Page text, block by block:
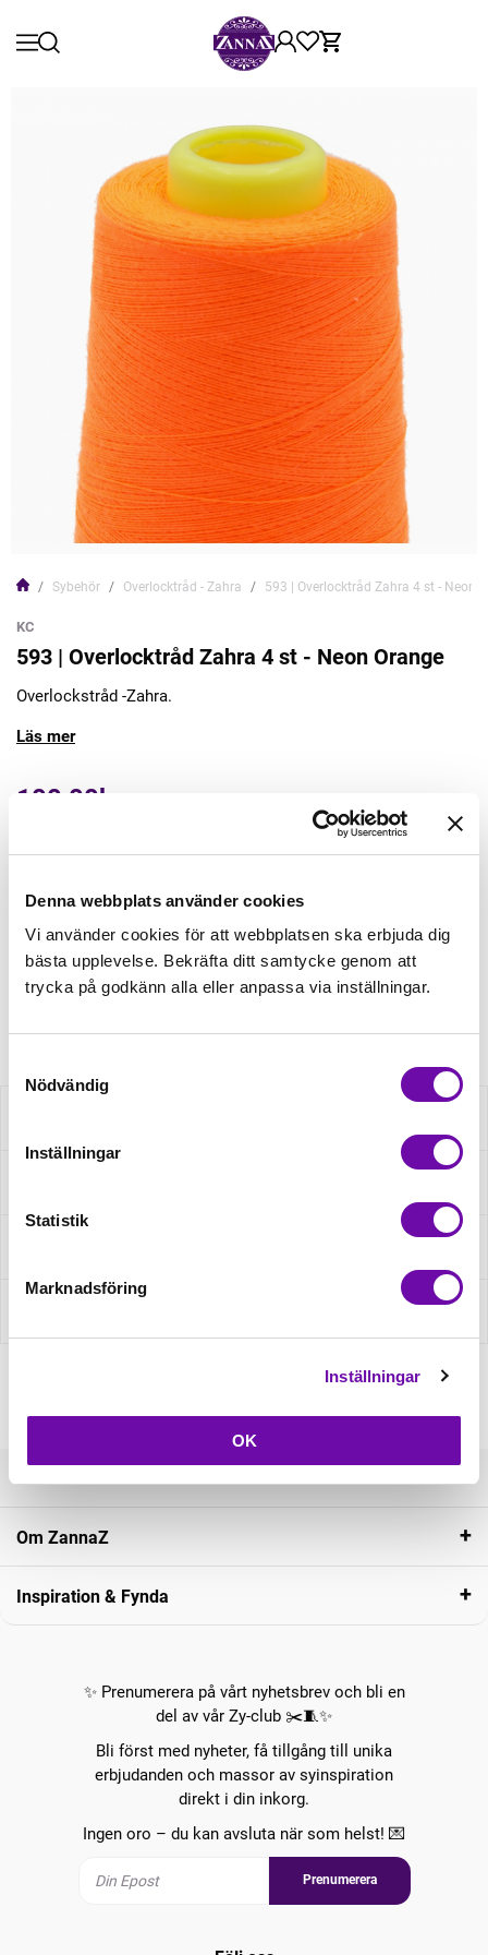
Denna webbplats använder cookies
Vi använder cookies för att webbplatsen ska erbjuda dig
bästa upplevelse. Bekräfta ditt samtycke genom att
trycka på godkänn alla eller anpassa via inställningar.
Nödvändig
Inställningar
Statistik
Marknadsföring
Inställningar
OK
Sybehör Overlocktråd - Zahra 593 | Overlocktråd Zahra 4 st - Neon
KC
593 | Overlocktråd Zahra 4 st - Neon Orange
Overlockstråd -Zahra.
Läs mer
100,00kr
Lägg till varukorgen
Finns i lager
Minsta beställning: 1 st
Kundservice
Om ZannaZ
Inspiration & Fynda
✨ Prenumerera på vårt nyhetsbrev och bli en
del av vår Zy-club ✂️🧵✨
Bli först med nyheter, få tillgång till unika
erbjudanden och massor av syinspiration
direkt i din inkorg.
Ingen oro – du kan avsluta när som helst! 💌
Prenumerera